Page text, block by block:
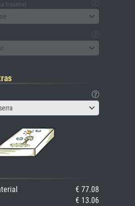
traseira)
€ 77.08
€ 13.06